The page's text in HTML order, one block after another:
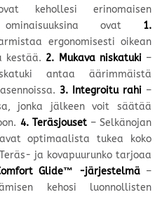
kehollesi erinomaisen
ominaisuuksina ovat 1.
ergonomisesti oikean
kestää. 2. Mukava niskatuki –
antaa äärimmäistä
3. Integroitu rahi –
jonka jälkeen voit säätää
4. Teräsjouset– Selkänojan
optimaalista tukea koko
ja kovapuurunko tarjoaa
Glide™ -järjestelmä–
kehosi luonnollisten